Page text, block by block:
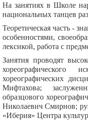
На занятиях в Школе
национальных танцев
Теоретическая часть -
особенностями,
лексикой, работа с
Занятия проводят
хореографического
хореографических
Мифтахова;
образцового
Николаевич Смирнов;
«Иберия» Центра